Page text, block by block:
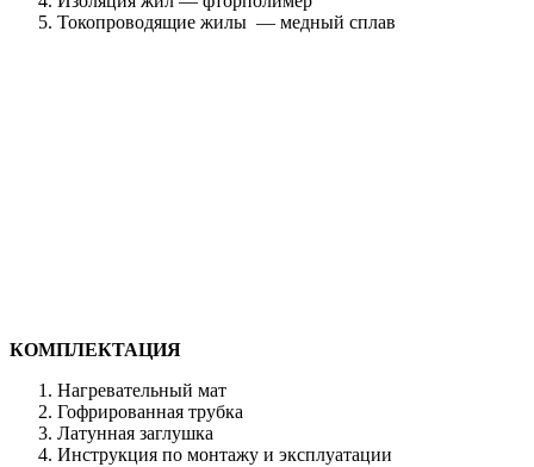
Токопроводящие жилы — медный сплав
КОМПЛЕКТАЦИЯ
Нагревательный мат
Гофрированная трубка
Латунная заглушка
Инструкция по монтажу и эксплуатации